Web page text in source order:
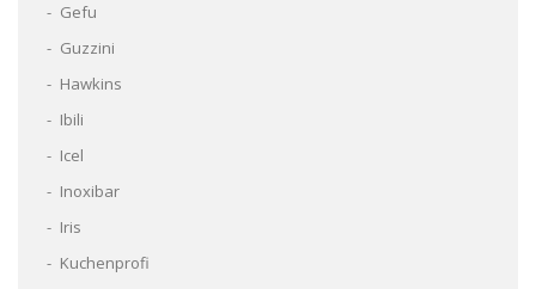
Gefu
Guzzini
Hawkins
Ibili
Icel
Inoxibar
Iris
Kuchenprofi